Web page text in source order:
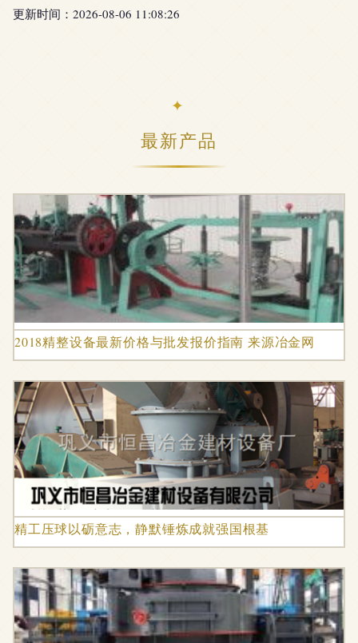
更新时间：2026-08-06 11:08:26
最新产品
2018精整设备最新价格与批发报价指南 来源冶金网
精工压球以砺意志，静默锤炼成就强国根基